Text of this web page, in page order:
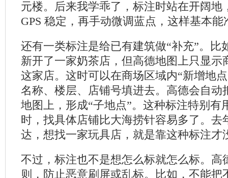
元楼。后来我学乖了，标注时站在开阔地
GPS 稳定，再手动微调蓝点，这样基本能
还有一类标注是给已有建筑做“补充”。比
新开了一家奶茶店，但高德地图上只显示
这家店。这时可以在商场区域内“新增地
名称、楼层、店铺号填进去。高德会自动
地图上，形成“子地点”。这种标注特别有
时，找具体店铺比大海捞针容易多了。去
达，想找一家玩具店，就是靠这种标注才
不过，标注也不是想怎么标就怎么标。高
则，防止恶意刷屏或乱标。比如，不能把